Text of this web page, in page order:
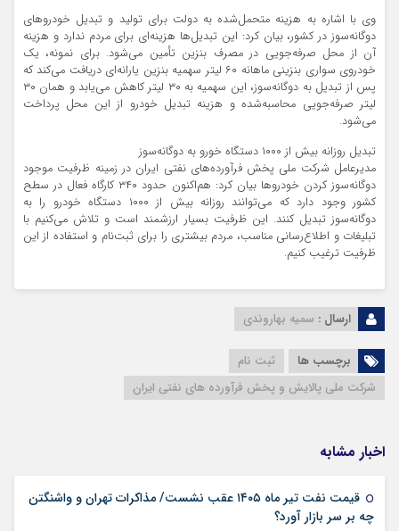
وی با اشاره به هزینه متحمل‌شده به دولت برای تولید و تبدیل خودرو‌های
دوگانه‌سوز در کشور، بیان کرد: این تبدیل‌ها هزینه‌ای برای مردم ندارد و هزینه
آن از محل صرفه‌جویی در مصرف بنزین تأمین می‌شود. برای نمونه، یک
خودروی سواری بنزینی ماهانه ۶۰ لیتر سهمیه بنزین یارانه‌ای دریافت می‌کند که
پس از تبدیل به دوگانه‌سوز، این سهمیه به ۳۰ لیتر کاهش می‌یابد و همان ۳۰
لیتر صرفه‌جویی محاسبه‌شده و هزینه تبدیل خودرو از این محل پرداخت
می‌شود.
تبدیل روزانه بیش از ۱۰۰۰ دستگاه خورو به دوگانه‌سوز
مدیرعامل شرکت ملی پخش فرآورده‌های نفتی ایران در زمینه ظرفیت موجود
دوگانه‌سوز کردن خودرو‌ها بیان کرد: هم‌اکنون حدود ۳۴۰ کارگاه فعال در سطح
کشور وجود دارد که می‌توانند روزانه بیش از ۱۰۰۰ دستگاه خودرو را به
دوگانه‌سوز تبدیل کنند. این ظرفیت بسیار ارزشمند است و تلاش می‌کنیم با
تبلیغات و اطلاع‌رسانی مناسب، مردم بیشتری را برای ثبت‌نام و استفاده از این
ظرفیت ترغیب کنیم.
ارسال : سمیه بهاروندی
برچسب ها
ثبت نام
شرکت ملی پالایش و پخش فرآورده های نفتی ایران
اخبار مشابه
قیمت نفت تیر ماه ۱۴۰۵ عقب نشست/ مذاکرات تهران و واشنگتن
چه بر سر بازار آورد؟